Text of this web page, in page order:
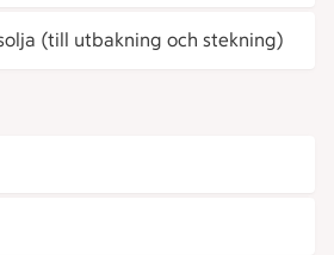
(till utbakning och stekning)